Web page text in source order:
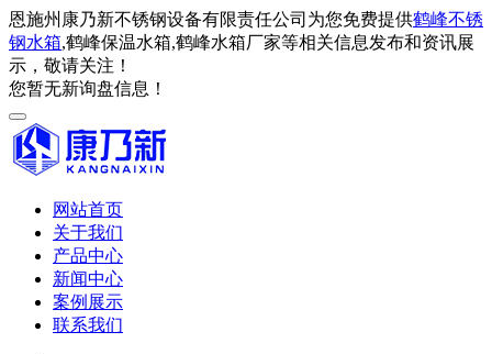
恩施州康乃新不锈钢设备有限责任公司为您免费提供鹤峰不锈
钢水箱,鹤峰保温水箱,鹤峰水箱厂家等相关信息发布和资讯展
示，敬请关注！
您暂无新询盘信息！
网站首页
关于我们
产品中心
新闻中心
案例展示
联系我们